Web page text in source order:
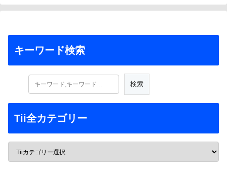
キーワード検索
Tii全カテゴリー